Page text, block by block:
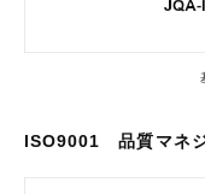
ISO9001 品質マネ